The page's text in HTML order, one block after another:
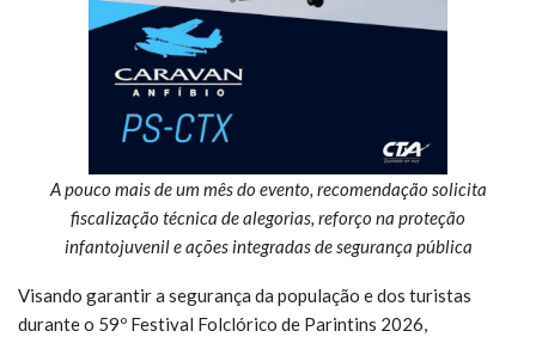
A pouco mais de um mês do evento, recomendação solicita
fiscalização técnica de alegorias, reforço na proteção
infantojuvenil e ações integradas de segurança pública
Visando garantir a segurança da população e dos turistas
durante o 59º Festival Folclórico de Parintins 2026,